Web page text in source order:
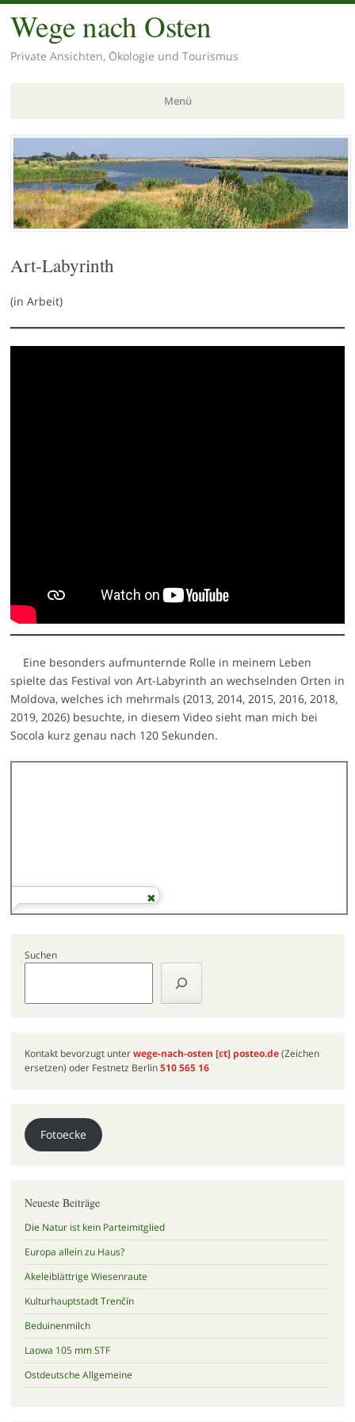
Wege nach Osten
Private Ansichten, Ökologie und Tourismus
Menü
Zum
Inhalt
springen
Art-Labyrinth
(in Arbeit)
Eine besonders aufmunternde Rolle in meinem Leben
spielte das Festival von Art-Labyrinth an wechselnden Orten in
Moldova, welches ich mehrmals (2013, 2014, 2015, 2016, 2018,
2019, 2026) besuchte, in diesem Video sieht man mich bei
Socola kurz genau nach 120 Sekunden.
Suchen
Kontakt bevorzugt unterwege-nach-osten [ɛt]posteo.de(Zeichen
ersetzen) oder Festnetz Berlin510 565 16
Fotoecke
Neueste Beiträge
Die Natur ist kein Parteimitglied
Europa allein zu Haus?
Akeleiblättrige Wiesenraute
Kulturhauptstadt Trenčín
Beduinenmilch
Laowa 105 mm STF
Ostdeutsche Allgemeine